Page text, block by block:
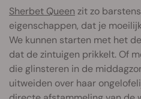
Sherbet Queen zit zo
eigenschappen, dat je
We kunnen starten met het
dat de zintuigen prikkelt. Of
die glinsteren in de
uitweiden over haar